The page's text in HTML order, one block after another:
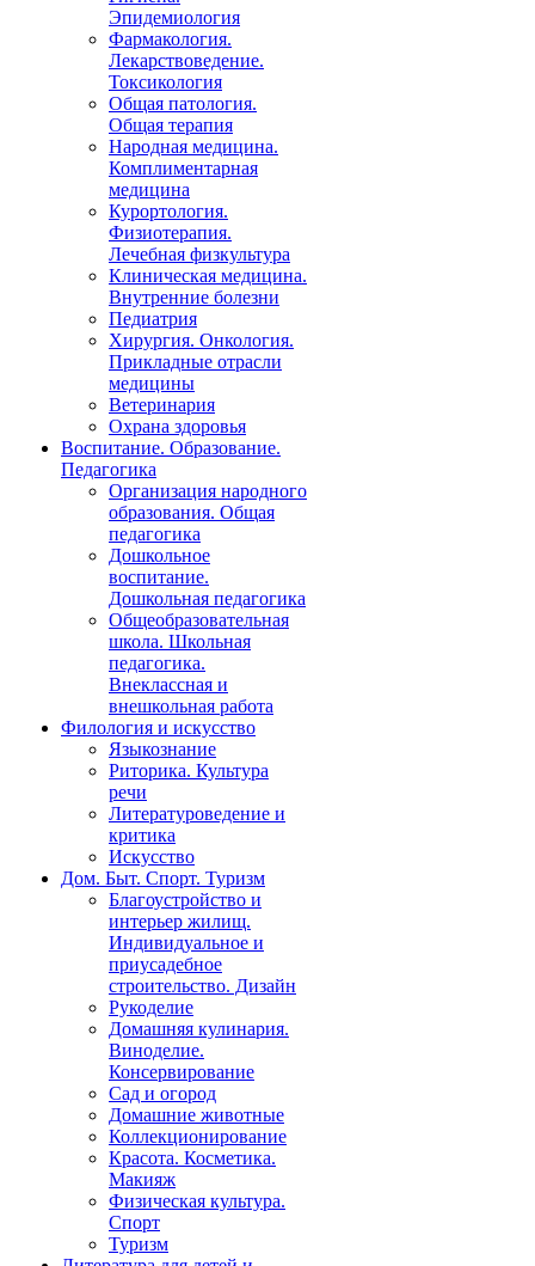
Эпидемиология
Фармакология.
Лекарствоведение.
Токсикология
Общая патология.
Общая терапия
Народная медицина.
Комплиментарная
медицина
Курортология.
Физиотерапия.
Лечебная физкультура
Клиническая медицина.
Внутренние болезни
Педиатрия
Хирургия. Онкология.
Прикладные отрасли
медицины
Ветеринария
Охрана здоровья
Воспитание. Образование.
Педагогика
Организация народного
образования. Общая
педагогика
Дошкольное
воспитание.
Дошкольная педагогика
Общеобразовательная
школа. Школьная
педагогика.
Внеклассная и
внешкольная работа
Филология и искусство
Языкознание
Риторика. Культура
речи
Литературоведение и
критика
Искусство
Дом. Быт. Спорт. Туризм
Благоустройство и
интерьер жилищ.
Индивидуальное и
приусадебное
строительство. Дизайн
Рукоделие
Домашняя кулинария.
Виноделие.
Консервирование
Сад и огород
Домашние животные
Коллекционирование
Красота. Косметика.
Макияж
Физическая культура.
Спорт
Туризм